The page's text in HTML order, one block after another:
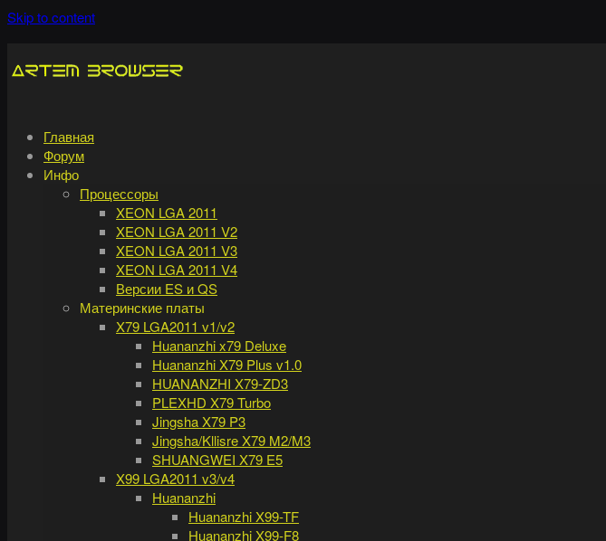
Skip to content
Главная
Форум
Инфо
Процессоры
XEON LGA 2011
XEON LGA 2011 V2
XEON LGA 2011 V3
XEON LGA 2011 V4
Версии ES и QS
Материнские платы
X79 LGA2011 v1/v2
Huananzhi x79 Deluxe
Huananzhi X79 Plus v1.0
HUANANZHI X79-ZD3
PLEXHD X79 Turbo
Jingsha X79 P3
Jingsha/Kllisre X79 M2/M3
SHUANGWEI X79 E5
X99 LGA2011 v3/v4
Huananzhi
Huananzhi X99-TF
Huananzhi X99-F8